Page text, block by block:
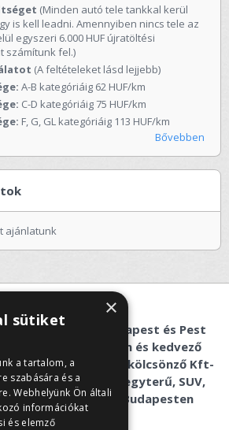
(Minden autó tele tankkal kerül
is kell leadni. Amennyiben nincs tele az
egyszeri 6.000 HUF újratöltési
számítunk fel.)
(A feltételeket lásd lejjebb)
A-B kategóriáig 62 HUF/km
C-D kategóriáig 75 HUF/km
F, G, GL kategóriáig 113 HUF/km
Bővebben
ajánlatunk
kölcsönzés Budapest és Pest
egyszerűen és kedvező
a Recent Car autókölcsönző Kft-
autó, egyterű, SUV,
és kisbusz bérlés Budapesten
×
sütiket
a tartalom, a
szabására és a
Webhelyünk Ön általi
információkat
és elemző